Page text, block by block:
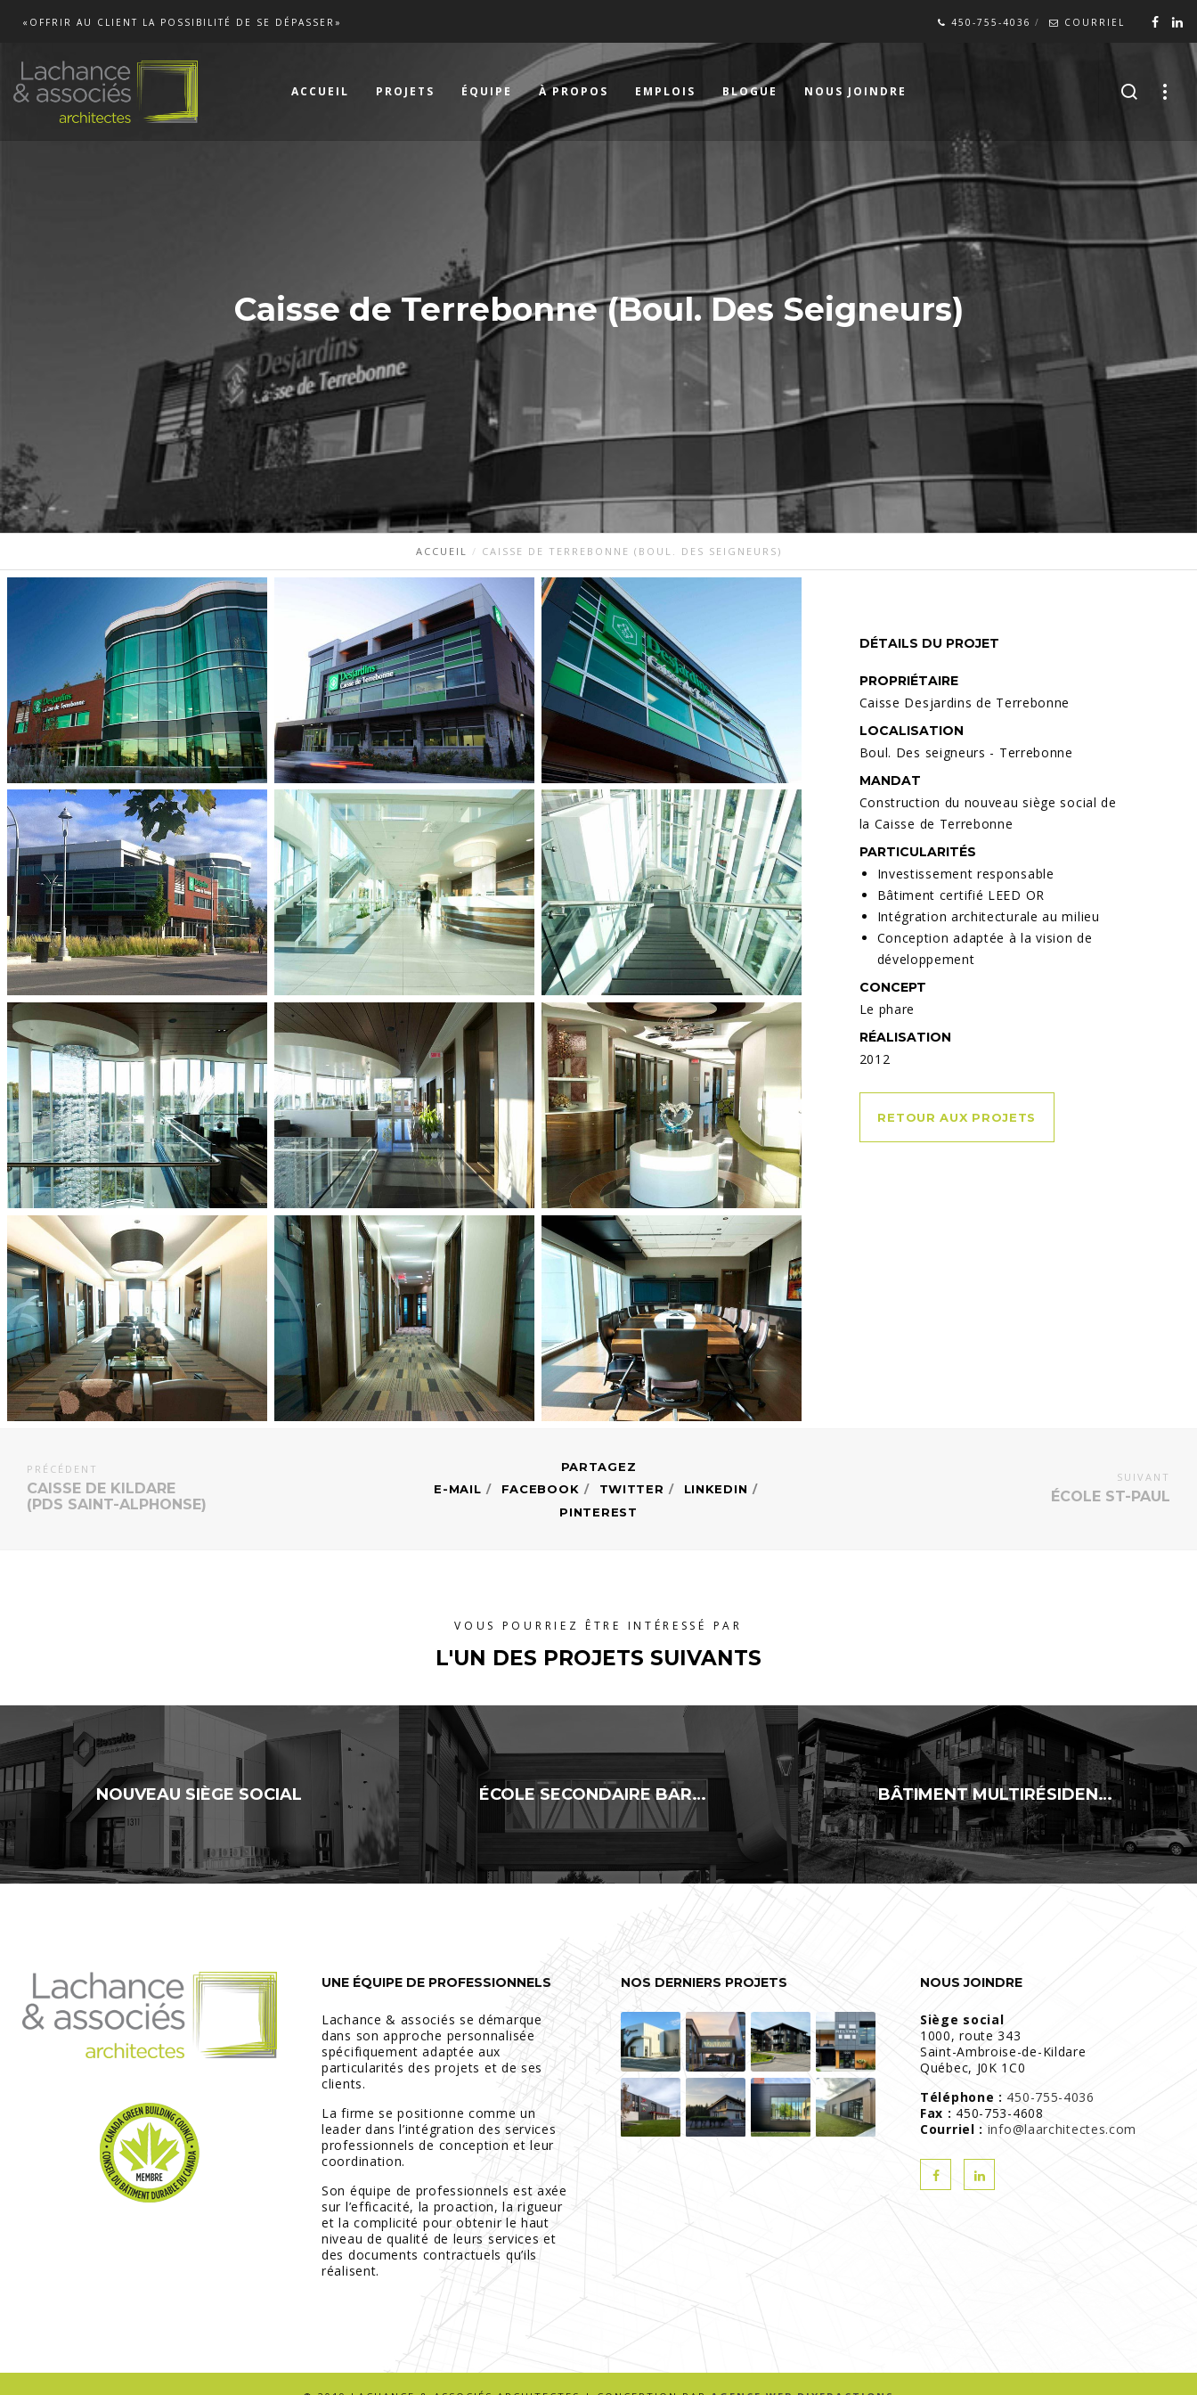
«OFFRIR AU CLIENT LA POSSIBILITÉ DE SE DÉPASSER» 450-755-4036 COURRIEL
ACCUEIL PROJETS ÉQUIPE À PROPOS EMPLOIS BLOGUE NOUS JOINDRE
Caisse de Terrebonne (Boul. Des Seigneurs)
ACCUEIL CAISSE DE TERREBONNE (BOUL. DES SEIGNEURS)
DÉTAILS DU PROJET
PROPRIÉTAIRE
Caisse Desjardins de Terrebonne
LOCALISATION
Boul. Des seigneurs - Terrebonne
MANDAT
Construction du nouveau siège social de
la Caisse de Terrebonne
PARTICULARITÉS
Investissement responsable
Bâtiment certifié LEED OR
Intégration architecturale au milieu
Conception adaptée à la vision de
développement
CONCEPT
Le phare
RÉALISATION
2012
RETOUR AUX PROJETS
PRÉCÉDENT
CAISSE DE KILDARE
(PDS SAINT-ALPHONSE)
E-MAIL FACEBOOK TWITTER
LINKEDIN
PINTEREST
SUIVANT
ÉCOLE ST-PAUL
VOUS POURRIEZ ÊTRE INTÉRESSÉ PAR
L'UN DES PROJETS SUIVANTS
NOUVEAU SIÈGE SOCIAL ÉCOLE SECONDAIRE BARTHÉLEMY-JOLIETTE – AJOUT DE CLASSES MODULAIRES BÂTIMENT MULTIRÉSIDENTIEL DE 24 LOGEMENTS
UNE ÉQUIPE DE PROFESSIONNELS
Lachance & associés se démarque
dans son approche personnalisée
spécifiquement adaptée aux
particularités des projets et de ses
clients.
La firme se positionne comme un
leader dans l’intégration des services
professionnels de conception et leur
coordination.
Son équipe de professionnels est axée
sur l’efficacité, la proaction, la rigueur
et la complicité pour obtenir le haut
niveau de qualité de leurs services et
des documents contractuels qu’ils
réalisent.
NOS DERNIERS PROJETS NOUS JOINDRE
Siège social
1000, route 343
Saint-Ambroise-de-Kildare
Québec, J0K 1C0
Téléphone : 450-755-4036
Fax : 450-753-4608
Courriel : info@laarchitectes.com